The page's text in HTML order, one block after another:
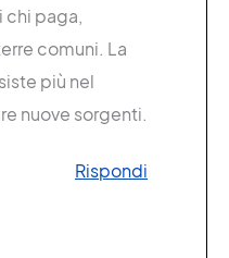
chi paga,
comuni. La
più nel
nuove sorgenti.
Rispondi